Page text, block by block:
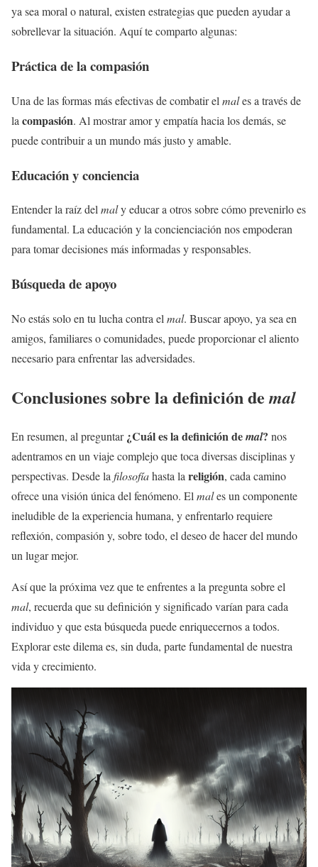
ya sea moral o natural, existen estrategias que pueden ayudar a
sobrellevar la situación. Aquí te comparto algunas:
Práctica de la compasión
Una de las formas más efectivas de combatir el males a través de
la compasión. Al mostrar amor y empatía hacia los demás, se
puede contribuir a un mundo más justo y amable.
Educación y conciencia
Entender la raíz delmaly educar a otros sobre cómo prevenirlo es
fundamental. La educación y la concienciación nos empoderan
para tomar decisiones más informadas y responsables.
Búsqueda de apoyo
No estás solo en tu lucha contra el mal. Buscar apoyo, ya sea en
amigos, familiares o comunidades, puede proporcionar el aliento
necesario para enfrentar las adversidades.
Conclusiones sobre la definición demal
En resumen, al preguntar ¿Cuál es la definición demal? nos
adentramos en un viaje complejo que toca diversas disciplinas y
perspectivas. Desde la filosofíahasta la religión, cada camino
ofrece una visión única del fenómeno. El males un componente
ineludible de la experiencia humana, y enfrentarlo requiere
reflexión, compasión y, sobre todo, el deseo de hacer del mundo
un lugar mejor.
Así que la próxima vez que te enfrentes a la pregunta sobre el
mal, recuerda que su definición y significado varían para cada
individuo y que esta búsqueda puede enriquecernos a todos.
Explorar este dilema es, sin duda, parte fundamental de nuestra
vida y crecimiento.